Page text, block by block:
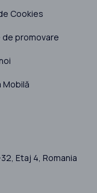
Cookies
de promovare
Mobilă
Etaj 4, Romania